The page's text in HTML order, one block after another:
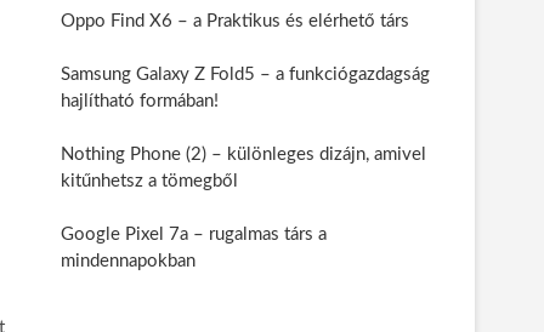
Oppo Find X6 – a Praktikus és elérhető társ
Samsung Galaxy Z Fold5 – a funkciógazdagság
hajlítható formában!
Nothing Phone (2) – különleges dizájn, amivel
kitűnhetsz a tömegből
Google Pixel 7a – rugalmas társ a
mindennapokban